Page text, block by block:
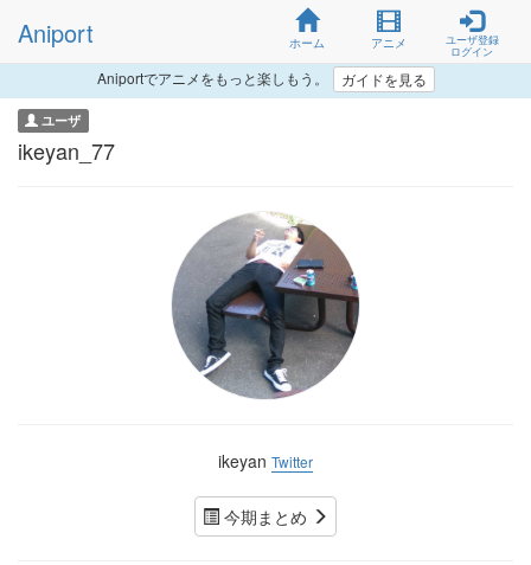
Aniport ホーム アニメ
ユーザ登録
ログイン
Aniportでアニメをもっと楽しもう。 ガイドを見る
ユーザ
ikeyan_77
ikeyan Twitter
今期まとめ